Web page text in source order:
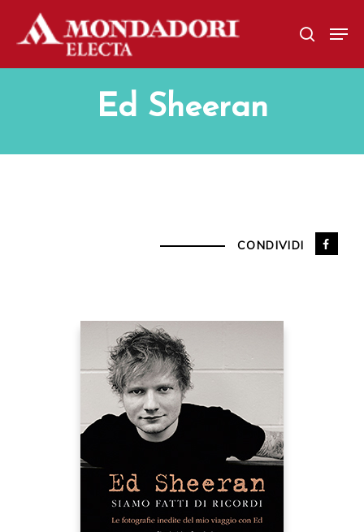
content
search
Ed Sheeran
CONDIVIDI